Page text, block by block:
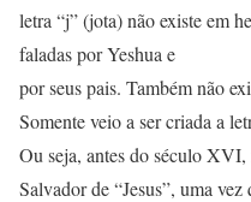
letra “j” (jota) não existe em
faladas por Yeshua e
por seus pais. Também não
Somente veio a ser criada a
Ou seja, antes do século
Salvador de “Jesus”, uma